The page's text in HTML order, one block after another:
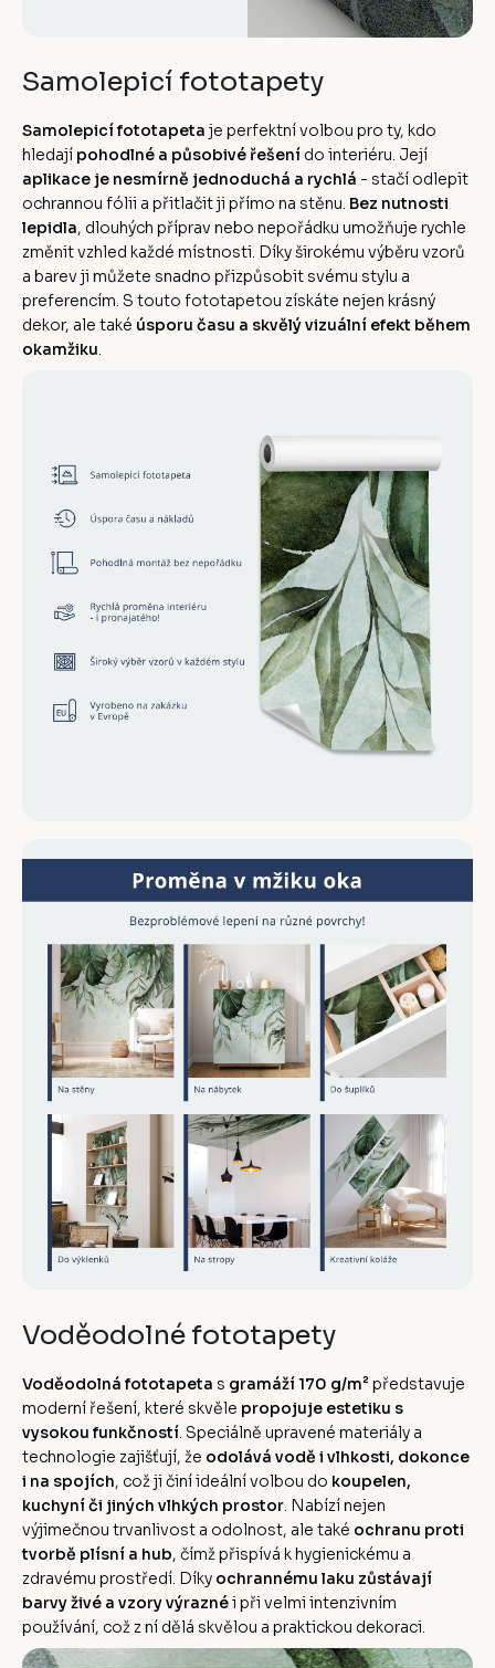
Samolepicí fototapety
Samolepicí fototapeta je perfektní volbou pro ty, kdo
hledají pohodlné a působivé řešení do interiéru. Její
aplikace je nesmírně jednoduchá a rychlá - stačí odlepit
ochrannou fólii a přitlačit ji přímo na stěnu. Bez nutnosti
lepidla, dlouhých příprav nebo nepořádku umožňuje rychle
změnit vzhled každé místnosti. Díky širokému výběru vzorů
a barev ji můžete snadno přizpůsobit svému stylu a
preferencím. S touto fototapetou získáte nejen krásný
dekor, ale také úsporu času a skvělý vizuální efekt během
okamžiku.
Voděodolné fototapety
Voděodolná fototapeta s gramáží 170 g/m² představuje
moderní řešení, které skvěle propojuje estetiku s
vysokou funkčností. Speciálně upravené materiály a
technologie zajišťují, že odolává vodě i vlhkosti, dokonce
i na spojích, což ji činí ideální volbou do koupelen,
kuchyní či jiných vlhkých prostor. Nabízí nejen
výjimečnou trvanlivost a odolnost, ale také ochranu proti
tvorbě plísní a hub, čímž přispívá k hygienickému a
zdravému prostředí. Díky ochrannému laku zůstávají
barvy živé a vzory výraznéi při velmi intenzivním
používání, což z ní dělá skvělou a praktickou dekoraci.